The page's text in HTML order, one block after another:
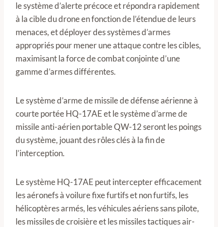
le système d’alerte précoce et répondra rapidement
à la cible du drone en fonction de l’étendue de leurs
menaces, et déployer des systèmes d’armes
appropriés pour mener une attaque contre les cibles,
maximisant la force de combat conjointe d’une
gamme d’armes différentes.
Le système d’arme de missile de défense aérienne à
courte portée HQ-17AE et le système d’arme de
missile anti-aérien portable QW-12 seront les poings
du système, jouant des rôles clés à la fin de
l’interception.
Le système HQ-17AE peut intercepter efficacement
les aéronefs à voilure fixe furtifs et non furtifs, les
hélicoptères armés, les véhicules aériens sans pilote,
les missiles de croisière et les missiles tactiques air-